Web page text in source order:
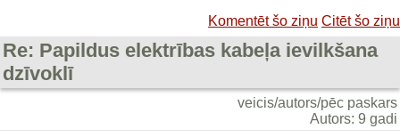
Komentēt šo ziņu Citēt šo ziņu
Re: Papildus elektrības kabeļa ievilkšana
dzīvoklī
veicis/autors/pēc paskars
Autors: 9 gadi